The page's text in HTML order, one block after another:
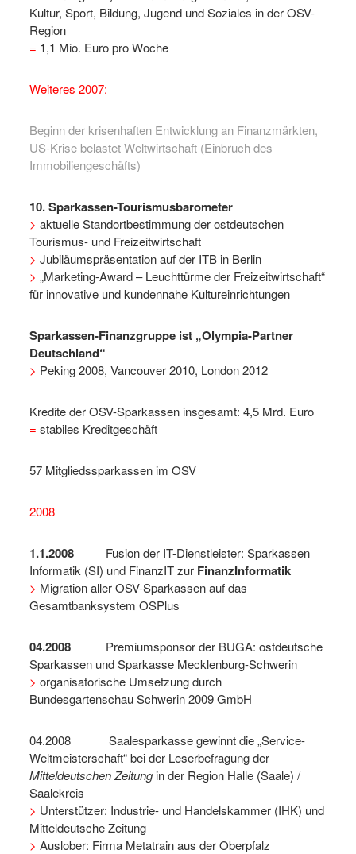
Kultur, Sport, Bildung, Jugend und Soziales in der OSV-
Region
= 1,1 Mio. Euro pro Woche
Weiteres 2007:
Beginn der krisenhaften Entwicklung an Finanzmärkten,
US-Krise belastet Weltwirtschaft (Einbruch des
Immobiliengeschäfts)
10. Sparkassen-Tourismusbarometer
> aktuelle Standortbestimmung der ostdeutschen
Tourismus- und Freizeitwirtschaft
> Jubiläumspräsentation auf der ITB in Berlin
> „Marketing-Award – Leuchttürme der Freizeitwirtschaft“
für innovative und kundennahe Kultureinrichtungen
Sparkassen-Finanzgruppe ist „Olympia-Partner
Deutschland“
> Peking 2008, Vancouver 2010, London 2012
Kredite der OSV-Sparkassen insgesamt: 4,5 Mrd. Euro
= stabiles Kreditgeschäft
57 Mitgliedssparkassen im OSV
2008
1.1.2008 Fusion der IT-Dienstleister: Sparkassen
Informatik (SI) und FinanzIT zur FinanzInformatik
> Migration aller OSV-Sparkassen auf das
Gesamtbanksystem OSPlus
04.2008
Premiumsponsor der BUGA: ostdeutsche
Sparkassen und Sparkasse Mecklenburg-Schwerin
> organisatorische Umsetzung durch
Bundesgartenschau Schwerin 2009 GmbH
04.2008 Saalesparkasse gewinnt die „Service-
Weltmeisterschaft“ bei der Leserbefragung der
Mitteldeutschen Zeitungin der Region Halle (Saale) /
Saalekreis
> Unterstützer: Industrie- und Handelskammer (IHK) und
Mitteldeutsche Zeitung
> Auslober: Firma Metatrain aus der Oberpfalz